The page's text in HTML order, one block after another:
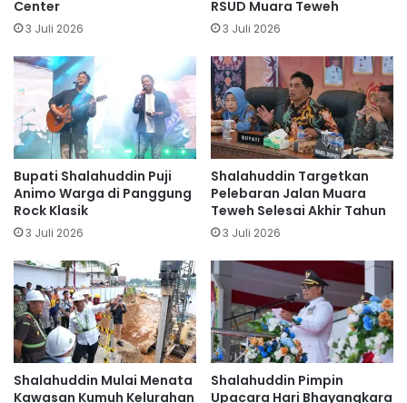
Center
3 Juli 2026
RSUD Muara Teweh
3 Juli 2026
Bupati Shalahuddin Puji
Animo Warga di Panggung
Rock Klasik
3 Juli 2026
Shalahuddin Targetkan
Pelebaran Jalan Muara
Teweh Selesai Akhir Tahun
3 Juli 2026
Shalahuddin Mulai Menata
Kawasan Kumuh Kelurahan
Shalahuddin Pimpin
Upacara Hari Bhayangkara